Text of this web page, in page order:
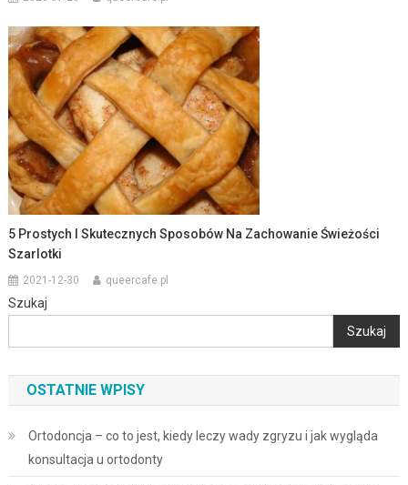
5 Prostych I Skutecznych Sposobów Na Zachowanie Świeżości
Szarlotki
2021-12-30 queercafe.pl
Szukaj
Szukaj
OSTATNIE WPISY
Ortodoncja – co to jest, kiedy leczy wady zgryzu i jak wygląda
konsultacja u ortodonty